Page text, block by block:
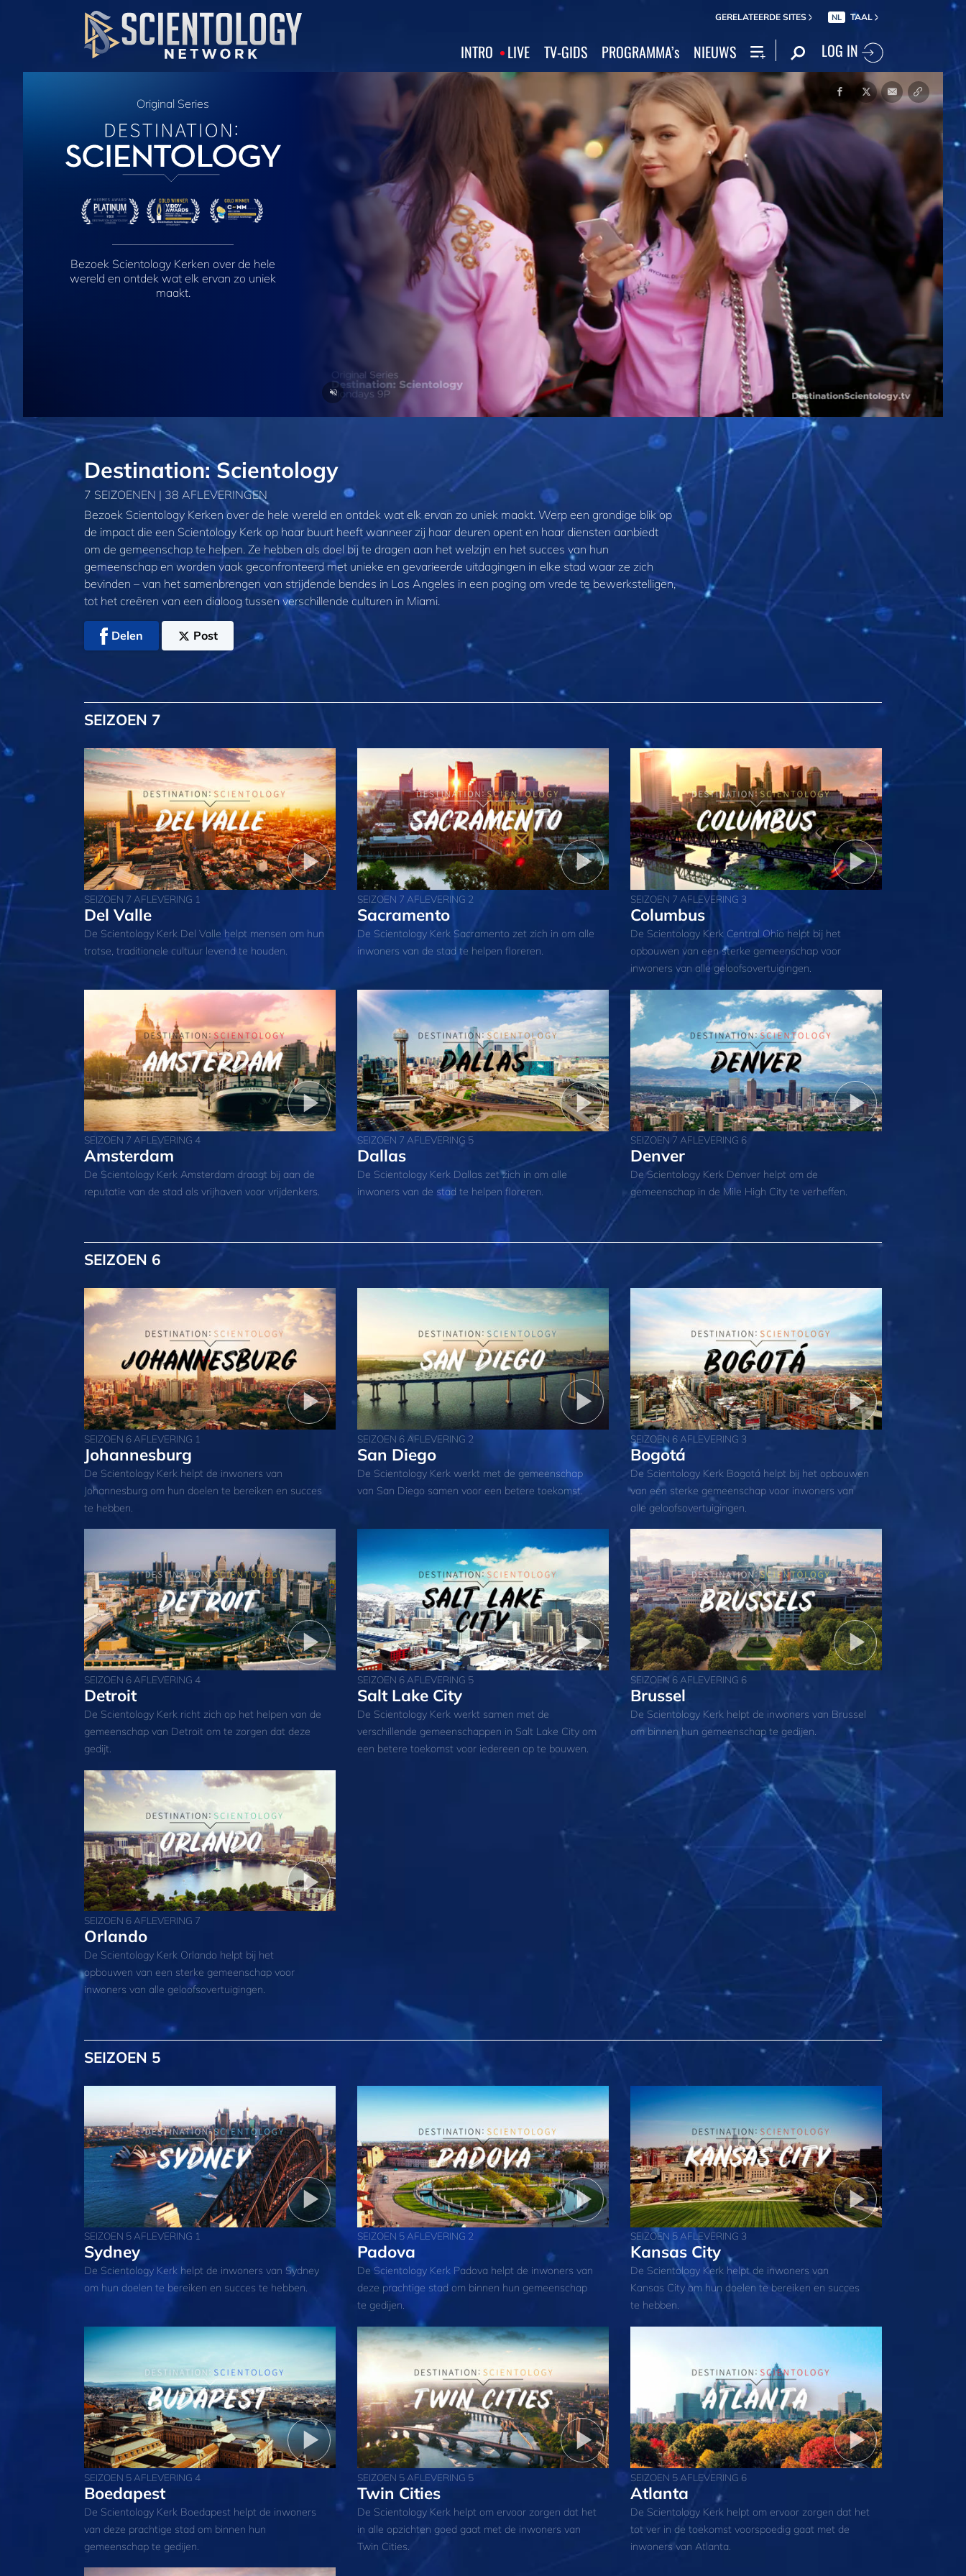
GERELATEERDE SITES NL TAAL
INTRO LIVE TV‑GIDS PROGRAMMA’s NIEUWS LOG IN
Original Series
Bezoek Scientology Kerken over de hele
wereld en ontdek wat elk ervan zo uniek
maakt.
Destination: Scientology
7 SEIZOENEN | 38 AFLEVERINGEN
Bezoek Scientology Kerken over de hele wereld en ontdek wat elk ervan zo uniek maakt. Werp een grondige blik op
de impact die een Scientology Kerk op haar buurt heeft wanneer zij haar deuren opent en haar diensten aanbiedt
om de gemeenschap te helpen. Ze hebben als doel bij te dragen aan het welzijn en het succes van hun
gemeenschap en worden vaak geconfronteerd met unieke en gevarieerde uitdagingen in elke stad waar ze zich
bevinden – van het samenbrengen van strijdende bendes in Los Angeles in een poging om vrede te bewerkstelligen,
tot het creëren van een dialoog tussen verschillende culturen in Miami.
Delen Post
SEIZOEN 7
SEIZOEN 7 AFLEVERING 1
Del Valle
De Scientology Kerk Del Valle helpt mensen om hun
trotse, traditionele cultuur levend te houden.
SEIZOEN 7 AFLEVERING 2
Sacramento
De Scientology Kerk Sacramento zet zich in om alle
inwoners van de stad te helpen floreren.
SEIZOEN 7 AFLEVERING 3
Columbus
De Scientology Kerk Central Ohio helpt bij het
opbouwen van een sterke gemeenschap voor
inwoners van alle geloofsovertuigingen.
SEIZOEN 7 AFLEVERING 4
Amsterdam
De Scientology Kerk Amsterdam draagt bij aan de
reputatie van de stad als vrijhaven voor vrijdenkers.
SEIZOEN 7 AFLEVERING 5
Dallas
De Scientology Kerk Dallas zet zich in om alle
inwoners van de stad te helpen floreren.
SEIZOEN 7 AFLEVERING 6
Denver
De Scientology Kerk Denver helpt om de
gemeenschap in de Mile High City te verheffen.
SEIZOEN 6
SEIZOEN 6 AFLEVERING 1
Johannesburg
De Scientology Kerk helpt de inwoners van
Johannesburg om hun doelen te bereiken en succes
te hebben.
SEIZOEN 6 AFLEVERING 2
San Diego
De Scientology Kerk werkt met de gemeenschap
van San Diego samen voor een betere toekomst.
SEIZOEN 6 AFLEVERING 3
Bogotá
De Scientology Kerk Bogotá helpt bij het opbouwen
van een sterke gemeenschap voor inwoners van
alle geloofsovertuigingen.
SEIZOEN 6 AFLEVERING 4
Detroit
De Scientology Kerk richt zich op het helpen van de
gemeenschap van Detroit om te zorgen dat deze
gedijt.
SEIZOEN 6 AFLEVERING 5
Salt Lake City
De Scientology Kerk werkt samen met de
verschillende gemeenschappen in Salt Lake City om
een betere toekomst voor iedereen op te bouwen.
SEIZOEN 6 AFLEVERING 6
Brussel
De Scientology Kerk helpt de inwoners van Brussel
om binnen hun gemeenschap te gedijen.
SEIZOEN 6 AFLEVERING 7
Orlando
De Scientology Kerk Orlando helpt bij het
opbouwen van een sterke gemeenschap voor
inwoners van alle geloofsovertuigingen.
SEIZOEN 5
SEIZOEN 5 AFLEVERING 1
Sydney
De Scientology Kerk helpt de inwoners van Sydney
om hun doelen te bereiken en succes te hebben.
SEIZOEN 5 AFLEVERING 2
Padova
De Scientology Kerk Padova helpt de inwoners van
deze prachtige stad om binnen hun gemeenschap
te gedijen.
SEIZOEN 5 AFLEVERING 3
Kansas City
De Scientology Kerk helpt de inwoners van
Kansas City om hun doelen te bereiken en succes
te hebben.
SEIZOEN 5 AFLEVERING 4
Boedapest
De Scientology Kerk Boedapest helpt de inwoners
van deze prachtige stad om binnen hun
gemeenschap te gedijen.
SEIZOEN 5 AFLEVERING 5
Twin Cities
De Scientology Kerk helpt om ervoor zorgen dat het
in alle opzichten goed gaat met de inwoners van
Twin Cities.
SEIZOEN 5 AFLEVERING 6
Atlanta
De Scientology Kerk helpt om ervoor zorgen dat het
tot ver in de toekomst voorspoedig gaat met de
inwoners van Atlanta.